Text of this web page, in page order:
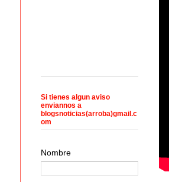
Si tienes algun aviso
enviannos a
blogsnoticias(arroba)gmail.c
om
Nombre